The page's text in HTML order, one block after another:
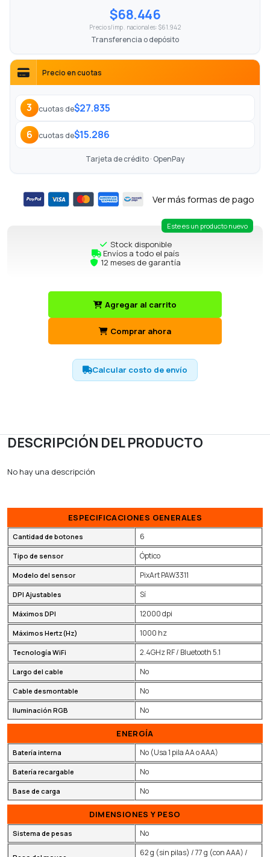
$68.446
Precio s/imp. nacionales: $61.942
Transferencia o depósito
Precio en cuotas
3 cuotas de$27.835
6 cuotas de$15.286
Tarjeta de crédito · OpenPay
Ver más formas de pago
Este es un producto nuevo
Stock disponible
Envíos a todo el país
12 meses de garantía
Agregar al carrito
Comprar ahora
Calcular costo de envío
DESCRIPCIÓN DEL PRODUCTO
No hay una descripción
ESPECIFICACIONES GENERALES
Cantidad de botones 6
Tipo de sensor Óptico
Modelo del sensor PixArt PAW3311
DPI Ajustables Sí
Máximos DPI 12000 dpi
Máximos Hertz(Hz) 1000 hz
Tecnología WiFi 2.4GHz RF / Bluetooth 5.1
Largo del cable No
Cable desmontable No
Iluminación RGB No
ENERGÍA
Batería interna No (Usa 1 pila AA o AAA)
Batería recargable No
Base de carga No
DIMENSIONES Y PESO
Sistema de pesas No
62 g (sin pilas) / 77 g (con AAA) /